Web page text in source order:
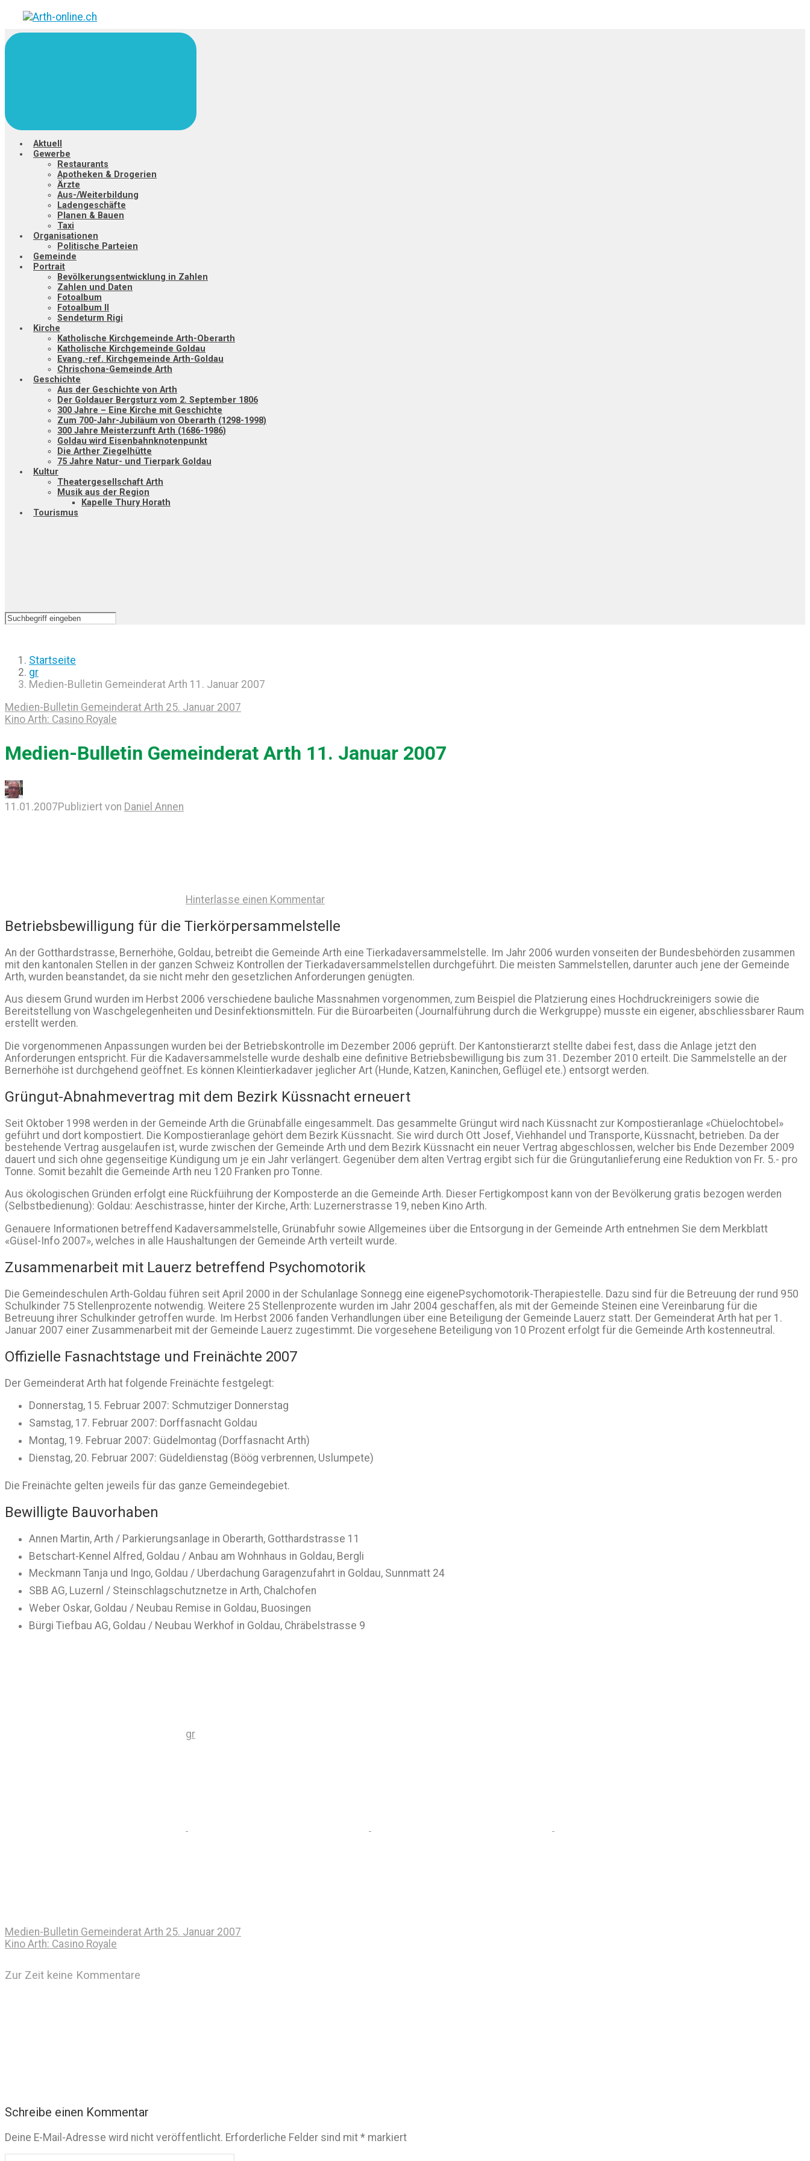
Zum
Hauptinhalt
springen
Aktuell
Gewerbe
Restaurants
Apotheken & Drogerien
Ärzte
Aus-/Weiterbildung
Ladengeschäfte
Planen & Bauen
Taxi
Organisationen
Politische Parteien
Gemeinde
Portrait
Bevölkerungsentwicklung in Zahlen
Zahlen und Daten
Fotoalbum
Fotoalbum II
Sendeturm Rigi
Kirche
Katholische Kirchgemeinde Arth-Oberarth
Katholische Kirchgemeinde Goldau
Evang.-ref. Kirchgemeinde Arth-Goldau
Chrischona-Gemeinde Arth
Geschichte
Aus der Geschichte von Arth
Der Goldauer Bergsturz vom 2. September 1806
300 Jahre – Eine Kirche mit Geschichte
Zum 700-Jahr-Jubiläum von Oberarth (1298-1998)
300 Jahre Meisterzunft Arth (1686-1986)
Goldau wird Eisenbahnknotenpunkt
Die Arther Ziegelhütte
75 Jahre Natur- und Tierpark Goldau
Kultur
Theatergesellschaft Arth
Musik aus der Region
Kapelle Thury Horath
Tourismus
Startseite
gr
Medien-Bulletin Gemeinderat Arth 11. Januar 2007
Medien-Bulletin Gemeinderat Arth 25. Januar 2007
Kino Arth: Casino Royale
Medien-Bulletin Gemeinderat Arth 11. Januar 2007
11.01.2007Publiziert von Daniel Annen
Hinterlasse einen Kommentar
Betriebsbewilligung für die Tierkörpersammelstelle
An der Gotthardstrasse, Bernerhöhe, Goldau, betreibt die Gemeinde Arth eine Tierkadaversammelstelle. Im Jahr 2006 wurden vonseiten der Bundesbehörden zusammen
mit den kantonalen Stellen in der ganzen Schweiz Kontrollen der Tierkadaversammelstellen durchgeführt. Die meisten Sammelstellen, darunter auch jene der Gemeinde
Arth, wurden beanstandet, da sie nicht mehr den gesetzlichen Anforderungen genügten.
Aus diesem Grund wurden im Herbst 2006 verschiedene bauliche Massnahmen vorgenommen, zum Beispiel die Platzierung eines Hochdruckreinigers sowie die
Bereitstellung von Waschgelegenheiten und Desinfektionsmitteln. Für die Büroarbeiten (Journalführung durch die Werkgruppe) musste ein eigener, abschliessbarer Raum
erstellt werden.
Die vorgenommenen Anpassungen wurden bei der Betriebskontrolle im Dezember 2006 geprüft. Der Kantonstierarzt stellte dabei fest, dass die Anlage jetzt den
Anforderungen entspricht. Für die Kadaversammelstelle wurde deshalb eine definitive Betriebsbewilligung bis zum 31. Dezember 2010 erteilt. Die Sammelstelle an der
Bernerhöhe ist durchgehend geöffnet. Es können Kleintierkadaver jeglicher Art (Hunde, Katzen, Kaninchen, Geflügel ete.) entsorgt werden.
Grüngut-Abnahmevertrag mit dem Bezirk Küssnacht erneuert
Seit Oktober 1998 werden in der Gemeinde Arth die Grünabfälle eingesammelt. Das gesammelte Grüngut wird nach Küssnacht zur Kompostieranlage «Chüelochtobel»
geführt und dort kompostiert. Die Kompostieranlage gehört dem Bezirk Küssnacht. Sie wird durch Ott Josef, Viehhandel und Transporte, Küssnacht, betrieben. Da der
bestehende Vertrag ausgelaufen ist, wurde zwischen der Gemeinde Arth und dem Bezirk Küssnacht ein neuer Vertrag abgeschlossen, welcher bis Ende Dezember 2009
dauert und sich ohne gegenseitige Kündigung um je ein Jahr verlängert. Gegenüber dem alten Vertrag ergibt sich für die Grüngutanlieferung eine Reduktion von Fr. 5.- pro
Tonne. Somit bezahlt die Gemeinde Arth neu 120 Franken pro Tonne.
Aus ökologischen Gründen erfolgt eine Rückfüihrung der Komposterde an die Gemeinde Arth. Dieser Fertigkompost kann von der Bevölkerung gratis bezogen werden
(Selbstbedienung): Goldau: Aeschistrasse, hinter der Kirche, Arth: Luzernerstrasse 19, neben Kino Arth.
Genauere Informationen betreffend Kadaversammelstelle, Grünabfuhr sowie Allgemeines über die Entsorgung in der Gemeinde Arth entnehmen Sie dem Merkblatt
«Güsel-Info 2007», welches in alle Haushaltungen der Gemeinde Arth verteilt wurde.
Zusammenarbeit mit Lauerz betreffend Psychomotorik
Die Gemeindeschulen Arth-Goldau führen seit April 2000 in der Schulanlage Sonnegg eine eigenePsychomotorik-Therapiestelle. Dazu sind für die Betreuung der rund 950
Schulkinder 75 Stellenprozente notwendig. Weitere 25 Stellenprozente wurden im Jahr 2004 geschaffen, als mit der Gemeinde Steinen eine Vereinbarung für die
Betreuung ihrer Schulkinder getroffen wurde. Im Herbst 2006 fanden Verhandlungen über eine Beteiligung der Gemeinde Lauerz statt. Der Gemeinderat Arth hat per 1.
Januar 2007 einer Zusammenarbeit mit der Gemeinde Lauerz zugestimmt. Die vorgesehene Beteiligung von 10 Prozent erfolgt für die Gemeinde Arth kostenneutral.
Offizielle Fasnachtstage und Freinächte 2007
Der Gemeinderat Arth hat folgende Freinächte festgelegt:
Donnerstag, 15. Februar 2007: Schmutziger Donnerstag
Samstag, 17. Februar 2007: Dorffasnacht Goldau
Montag, 19. Februar 2007: Güdelmontag (Dorffasnacht Arth)
Dienstag, 20. Februar 2007: Güdeldienstag (Böög verbrennen, Uslumpete)
Die Freinächte gelten jeweils für das ganze Gemeindegebiet.
Bewilligte Bauvorhaben
Annen Martin, Arth / Parkierungsanlage in Oberarth, Gotthardstrasse 11
Betschart-Kennel Alfred, Goldau / Anbau am Wohnhaus in Goldau, Bergli
Meckmann Tanja und Ingo, Goldau / Uberdachung Garagenzufahrt in Goldau, Sunnmatt 24
SBB AG, Luzernl / Steinschlagschutznetze in Arth, Chalchofen
Weber Oskar, Goldau / Neubau Remise in Goldau, Buosingen
Bürgi Tiefbau AG, Goldau / Neubau Werkhof in Goldau, Chräbelstrasse 9
gr
Medien-Bulletin Gemeinderat Arth 25. Januar 2007
Kino Arth: Casino Royale
Zur Zeit keine Kommentare
Schreibe einen Kommentar
Deine E-Mail-Adresse wird nicht veröffentlicht. Erforderliche Felder sind mit * markiert